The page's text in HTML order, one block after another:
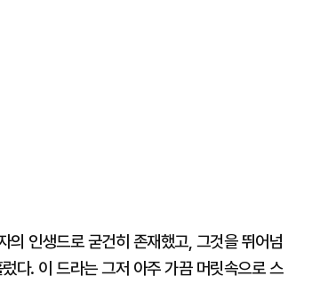
의 인생드로 굳건히 존재했고, 그것을 뛰어넘
다. 이 드라는 그저 아주 가끔 머릿속으로 스